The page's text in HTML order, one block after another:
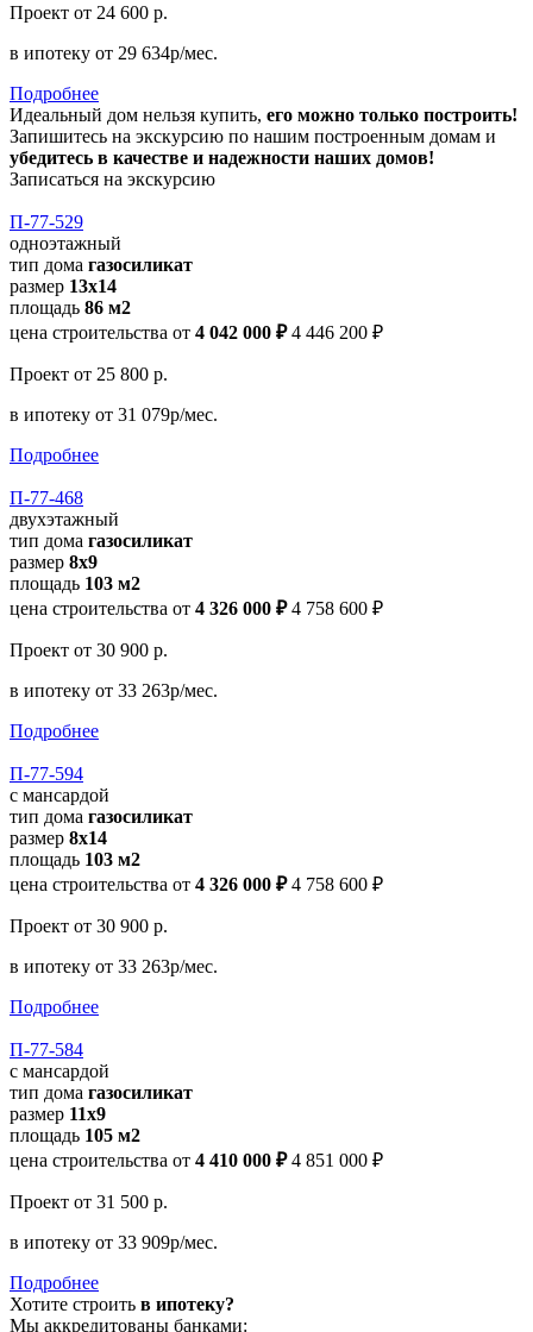
Проект от 24 600 р.
в ипотеку от 29 634р/мес.
Подробнее
Идеальный дом нельзя купить, его можно только построить!
Запишитесь на экскурсию по нашим построенным домам и
убедитесь в качестве и надежности наших домов!
Записаться на экскурсию
П-77-529
одноэтажный
тип дома газосиликат
размер 13х14
площадь 86 м2
цена строительства от 4 042 000 ₽ 4 446 200 ₽
Проект от 25 800 р.
в ипотеку от 31 079р/мес.
Подробнее
П-77-468
двухэтажный
тип дома газосиликат
размер 8х9
площадь 103 м2
цена строительства от 4 326 000 ₽ 4 758 600 ₽
Проект от 30 900 р.
в ипотеку от 33 263р/мес.
Подробнее
П-77-594
с мансардой
тип дома газосиликат
размер 8х14
площадь 103 м2
цена строительства от 4 326 000 ₽ 4 758 600 ₽
Проект от 30 900 р.
в ипотеку от 33 263р/мес.
Подробнее
П-77-584
с мансардой
тип дома газосиликат
размер 11х9
площадь 105 м2
цена строительства от 4 410 000 ₽ 4 851 000 ₽
Проект от 31 500 р.
в ипотеку от 33 909р/мес.
Подробнее
Хотите строить в ипотеку?
Мы аккредитованы банками: